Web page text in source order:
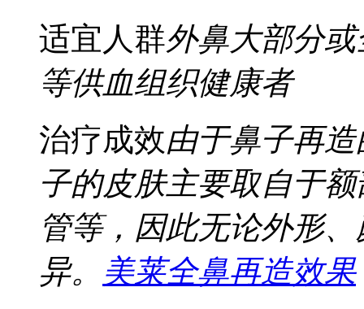
适宜人群外鼻大部分
等供血组织健康者
治疗成效由于鼻子再
子的皮肤主要取自于
管等，因此无论外形
异。 美莱全鼻再造效果